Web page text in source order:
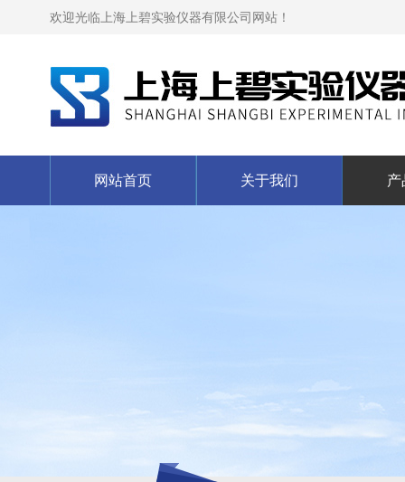
欢迎光临上海上碧实验仪器有限公司网站！
网站首页 关于我们 产